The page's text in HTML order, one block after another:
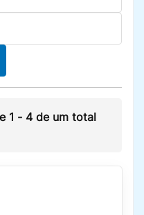
1 - 4 de um total